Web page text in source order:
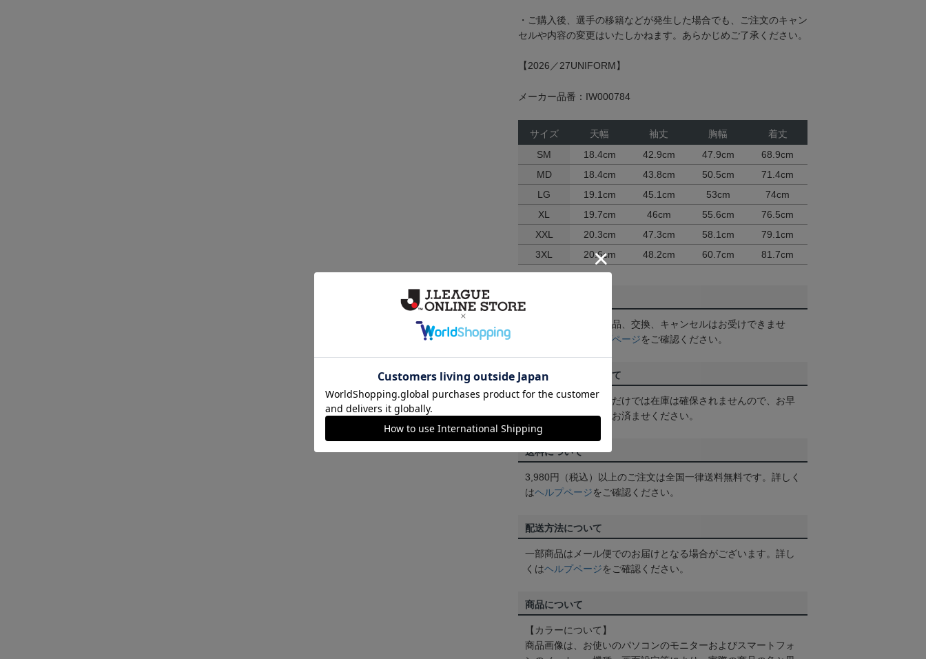
・ご購入後、選手の移籍などが発生した場合でも、ご注文のキャン
セルや内容の変更はいたしかねます。あらかじめご了承ください。
【2026／27UNIFORM】
メーカー品番：IW000784
サイズ 天幅 袖丈 胸幅
着丈
SM
18.4cm 42.9cm 47.9cm
68.9cm
MD
18.4cm 43.8cm 50.5cm
71.4cm
LG
19.1cm 45.1cm 53cm
74cm
XL
19.7cm 46cm 55.6cm
76.5cm
XXL
20.3cm 47.3cm 58.1cm
79.1cm
3XL
20.6cm 48.2cm 60.7cm 81.7cm
お客様都合による返品、交換、キャンセルはお受けできませ
ヘルプページをご確認ください。
ご注文の確定について
買い物かごに入れるだけでは在庫は確保されませんので、お早
めにご購入手続きをお済ませください。
送料について
3,980円（税込）以上のご注文は全国一律送料無料です。詳しく
はヘルプページをご確認ください。
配送方法について
一部商品はメール便でのお届けとなる場合がございます。詳し
くはヘルプページをご確認ください。
商品について
【カラーについて】
商品画像は、お使いのパソコンのモニターおよびスマートフォ